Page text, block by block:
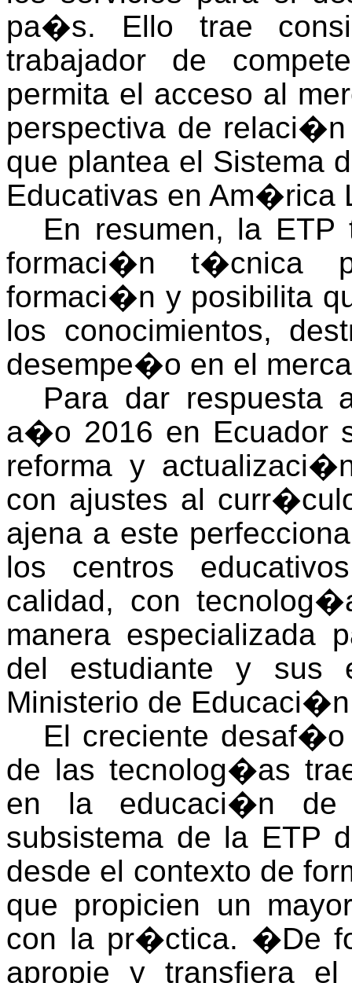
pa�s. Ello trae
trabajador de
permita el acceso al
perspectiva de
que plantea el Sistema
Educativas en Am�rica
En resumen, la
formaci�n t�cnica
formaci�n y posibilita
los conocimientos,
desempe�o en el
Para dar respuesta
a�o 2016 en Ecuador
reforma y
con ajustes al
ajena a este
los centros
calidad, con
manera especializada
del estudiante y sus
Ministerio de
El creciente
de las tecnolog�as
en la educaci�n
subsistema de la ETP
desde el contexto de
que propicien un
con la pr�ctica. �De
apropie y transfiera